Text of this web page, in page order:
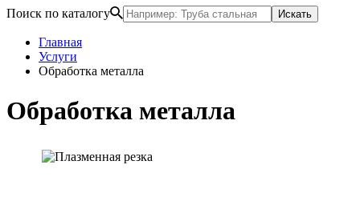
Поиск по каталогу Искать
Главная
Услуги
Обработка металла
Обработка металла